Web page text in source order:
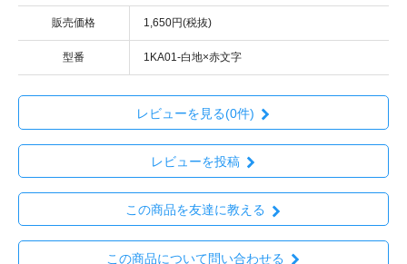
販売価格 1,650円(税抜)
型番 1KA01-白地×赤文字
レビューを見る(0件)
レビューを投稿
この商品を友達に教える
この商品について問い合わせる